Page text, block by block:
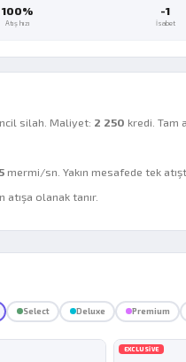
100%
Atış hızı
-1
İsabet
silah. Maliyet: 2 250 kredi. Tam
mermi/sn. Yakın mesafede tek
olanak tanır.
Select Deluxe Premium
EXCLUSIVE